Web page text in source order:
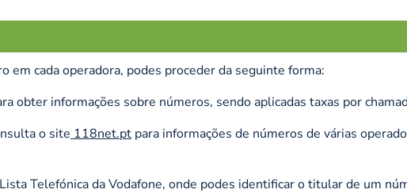
em cada operadora, podes proceder da seguinte forma:
obter informações sobre números, sendo aplicadas taxas por
o site 118net.pt para informações de números de várias
Telefónica da Vodafone, onde podes identificar o titular de um